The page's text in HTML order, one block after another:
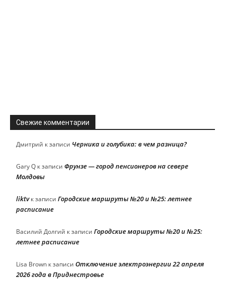
Свежие комментарии
Дмитрий к записи Черника и голубика: в чем разница?
Gary Q к записи Фрунзе — город пенсионеров на севере
Молдовы
liktvк записи Городские маршруты №20 и №25: летнее
расписание
Василий Долгий к записи Городские маршруты №20 и №25:
летнее расписание
Lisa Brown к записи Отключение электроэнергии 22 апреля
2026 года в Приднестровье